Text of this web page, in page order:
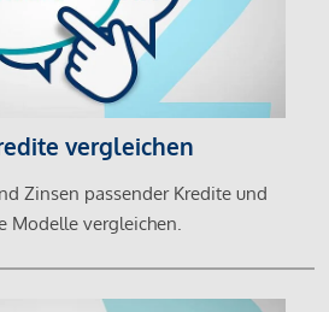
vergleichen
Zinsen passender Kredite und
Modelle vergleichen.